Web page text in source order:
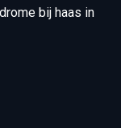
bij haas in